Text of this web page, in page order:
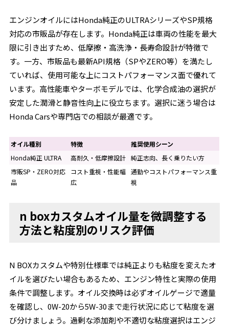
エンジンオイルにはHonda純正のULTRAシリーズやSP規格
対応の市販品が存在します。Honda純正は車両の性能を最大
限に引き出すため、低摩擦・高洗浄・長寿命設計が特徴で
す。一方、市販品も最新API規格（SPやZERO等）を満たし
ていれば、使用可能な上にコストパフォーマンス面で優れて
います。高性能車やターボモデルでは、化学合成油の選択が
安定した潤滑と静音性向上に役立ちます。選択に迷う場合は
Honda Carsや専門店での相談が最適です。
オイル種別 特徴
推奨使用シーン
Honda純正 ULTRA
高耐久・低摩擦設計
純正志向、長く乗りたい方
市販SP・ZERO対応
品
コスト重視・性能幅
広
通勤やコストパフォーマンス重
視
n boxカスタムオイル量を微調整する
方法と粘度別のリスク評価
N BOXカスタムや特別仕様車では純正よりも粘度を変えたオ
イルを選びたい場合もあるため、エンジン特性と実際の使用
条件で調整します。オイル交換時は必ずオイルゲージで適量
を確認し、0W-20から5W-30まで走行状況に応じて粘度を選
び分けましょう。過剰な添加剤や不適切な粘度選択はエンジ